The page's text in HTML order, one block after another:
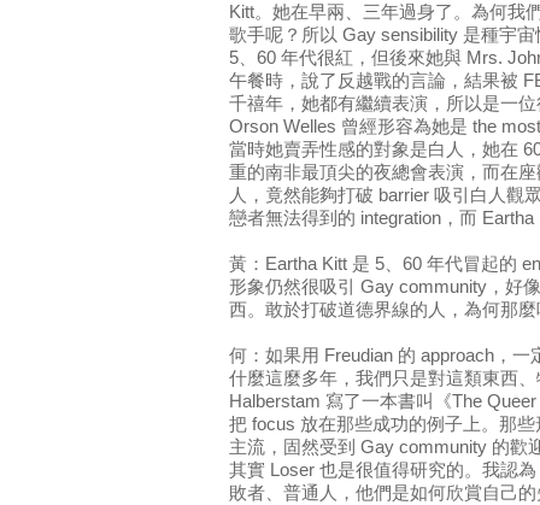
Kitt。她在早兩、三年過身了。為何我
歌手呢？所以 Gay sensibility 是種宇
5、60 年代很紅，但後來她與 Mrs.
午餐時，說了反越戰的言論，結果被
千禧年，她都有繼續表演，所以是一
Orson Welles 曾經形容為她是 the
當時她賣弄性感的對象是白人，她在
重的南非最頂尖的夜總會表演，而在
人，竟然能夠打破 barrier 吸引白人觀
戀者無法得到的 integration，而
黃：Eartha Kitt 是 5、60 年代冒起的
形象仍然很吸引 Gay community，好
西。敢於打破道德界線的人，為何那
何：如果用 Freudian 的 approach，
什麼這麼多年，我們只是對這類東西
Halberstam 寫了一本書叫《The
把 focus 放在那些成功的例子上。那
主流，固然受到 Gay community 的歡
其實 Loser 也是很值得研究的。我認
敗者、普通人，他們是如何欣賞自己